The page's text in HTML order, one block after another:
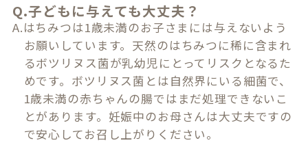
Q.子どもに与えても大丈夫？
A.はちみつは1歳未満のお子さまには与えないよう
お願いしています。天然のはちみつに稀に含まれ
るボツリヌス菌が乳幼児にとってリスクとなるた
めです。ボツリヌス菌とは自然界にいる細菌で、
1歳未満の赤ちゃんの腸ではまだ処理できないこ
とがあります。妊娠中のお母さんは大丈夫ですの
で安心してお召し上がりください。